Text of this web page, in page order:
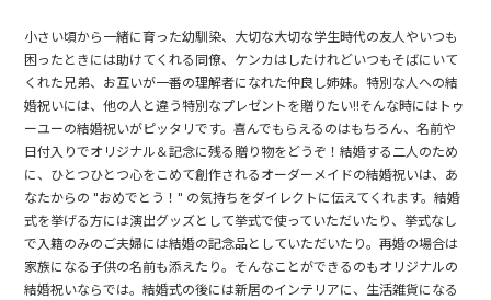
小さい頃から一緒に育った幼馴染、大切な大切な学生時代の友人やいつも
困ったときには助けてくれる同僚、ケンカはしたけれどいつもそばにいて
くれた兄弟、お互いが一番の理解者になれた仲良し姉妹。特別な人への結
婚祝いには、他の人と違う特別なプレゼントを贈りたい!!そんな時にはトゥ
ーユーの結婚祝いがピッタリです。喜んでもらえるのはもちろん、名前や
日付入りでオリジナル＆記念に残る贈り物をどうぞ！結婚する二人のため
に、ひとつひとつ心をこめて創作されるオーダーメイドの結婚祝いは、あ
なたからの "おめでとう！" の気持ちをダイレクトに伝えてくれます。結婚
式を挙げる方には演出グッズとして挙式で使っていただいたり、挙式なし
で入籍のみのご夫婦には結婚の記念品としていただいたり。再婚の場合は
家族になる子供の名前も添えたり。そんなことができるのもオリジナルの
結婚祝いならでは。結婚式の後には新居のインテリアに、生活雑貨になる